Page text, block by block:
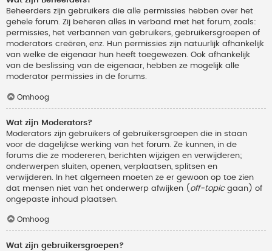
Beheerders zijn gebruikers die alle permissies hebben over het
gehele forum. Zij beheren alles in verband met het forum, zoals:
permissies, het verbannen van gebruikers, gebruikersgroepen of
moderators creëren, enz. Hun permissies zijn natuurlijk afhankelijk
van welke de eigenaar hun heeft toegewezen. Ook afhankelijk
van de beslissing van de eigenaar, hebben ze mogelijk alle
moderator permissies in de forums.
Omhoog
Wat zijn Moderators?
Moderators zijn gebruikers of gebruikersgroepen die in staan
voor de dagelijkse werking van het forum. Ze kunnen, in de
forums die ze modereren, berichten wijzigen en verwijderen;
onderwerpen sluiten, openen, verplaatsen, splitsen en
verwijderen. In het algemeen moeten ze er gewoon op toe zien
dat mensen niet van het onderwerp afwijken ( off-topicgaan) of
ongepaste inhoud plaatsen.
Omhoog
Wat zijn gebruikersgroepen?